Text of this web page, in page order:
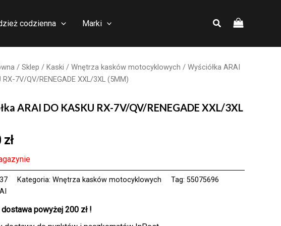
codzienna Marki
/ Sklep / Kaski / Wnętrza kasków motocyklowych / Wyściółka ARAI
RX-7V/QV/RENEGADE XXL/3XL (5MM)
ARAI DO KASKU RX-7V/QV/RENEGADE XXL/3XL
zł
Kategoria: Wnętrza kasków motocyklowych Tag: 55075696
powyżej 200 zł !